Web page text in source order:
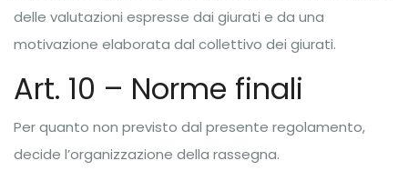
delle valutazioni espresse dai giurati e da una
motivazione elaborata dal collettivo dei giurati.
Art. 10 – Norme finali
Per quanto non previsto dal presente regolamento,
decide l’organizzazione della rassegna.